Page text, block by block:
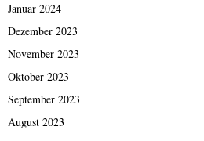
Januar 2024
Dezember 2023
November 2023
Oktober 2023
September 2023
August 2023